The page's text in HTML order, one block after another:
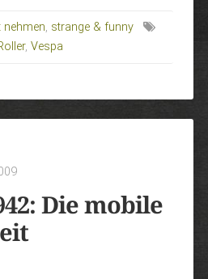
nehmen, strange & funny
, Vespa
Die mobile